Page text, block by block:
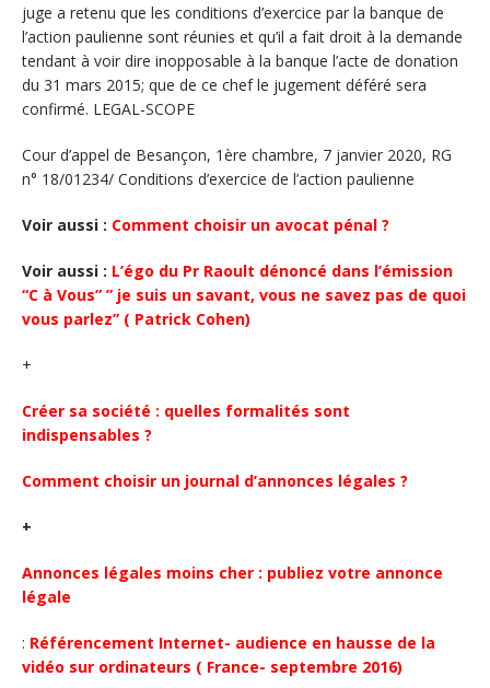
juge a retenu que les conditions d’exercice par la banque de
l’action paulienne sont réunies et qu’il a fait droit à la demande
tendant à voir dire inopposable à la banque l’acte de donation
du 31 mars 2015; que de ce chef le jugement déféré sera
confirmé. LEGAL-SCOPE
Cour d’appel de Besançon, 1ère chambre, 7 janvier 2020, RG
n° 18/01234/ Conditions d’exercice de l’action paulienne
Voir aussi : Comment choisir un avocat pénal ?
Voir aussi : L’égo du Pr Raoult dénoncé dans l’émission
“C à Vous” ” je suis un savant, vous ne savez pas de quoi
vous parlez” ( Patrick Cohen)
+
Créer sa société : quelles formalités sont
indispensables ?
Comment choisir un journal d’annonces légales ?
+
Annonces légales moins cher : publiez votre annonce
légale
: Référencement Internet- audience en hausse de la
vidéo sur ordinateurs ( France- septembre 2016)